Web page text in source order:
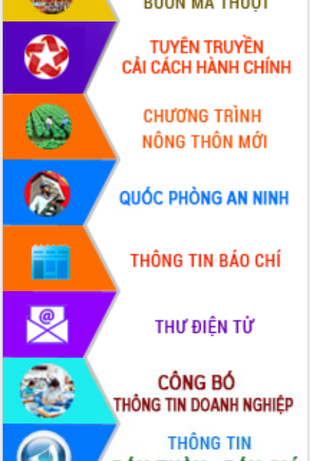
VIDEO
Không có file video nào để phát.
ALBUM ẢNH
LIÊN KẾT WEB